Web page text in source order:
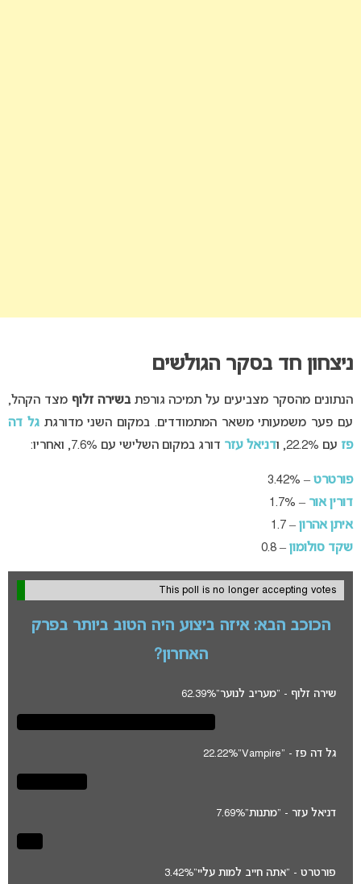
ניצחון חד בסקר הגולשים
הנתונים מהסקר מצביעים על תמיכה גורפת בשירה זלוףמצד הקהל,
עם פער משמעותי משאר המתמודדים. במקום השני מדורגת גל דה
פזעם 22.2%, ו דניאל עזר דורג במקום השלישי עם 7.6%, ואחריו:
פורטרט – 3.42%
דורין אור– 1.7%
איתן אהרון– 1.7
שקד סולומון– 0.8
This poll is no longer accepting votes
הכוכב הבא: איזה ביצוע היה הטוב ביותר בפרק
האחרון?
שירה זלוף - "מעריב לנוער"62.39%
גל דה פז - "Vampire" 22.22%
דניאל עזר - "מתנות"7.69%
פורטרט - "אתה חייב למות עליי"3.42%